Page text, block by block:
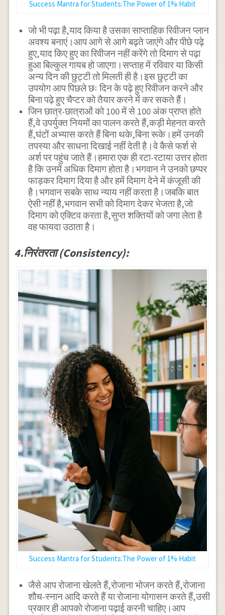
Success Mantra for Students:The Power of 1% Habit
जो भी पढ़ा है,याद किया है उसका साप्ताहिक रिवीजन प्लान
अवश्य बनाएं।आप आगे से आगे बढ़ते जाएंगे और पीछे पढ़े
हुए,याद किए हुए का रिवीजन नहीं करेंगे तो दिमाग से पढ़ा
हुआ बिल्कुल गायब हो जाएगा।सप्ताह में रविवार या किसी
अन्य दिन की छुट्टी तो मिलती ही है।इस छुट्टी का
उपयोग आप पिछले छः दिन के पढ़े हुए रिवीजन करने और
बिना पढ़े हुए चैप्टर को तैयार करने में कर सकते हैं।
जिन छात्र-छात्राओं को 100 में से 100 अंक प्राप्त होते
हैं,वे उपर्युक्त नियमों का पालन करते हैं,कड़ी मेहनत करते
हैं,घंटों अभ्यास करते हैं बिना थके,बिना रूके।हमें उनकी
तपस्या और साधना दिखाई नहीं देती है।वे कैसे फर्श से
अर्श पर पहुंच जाते हैं।हमारा एक ही रटा-रटाया उत्तर होता
है कि उनमें अधिक दिमाग होता है।भगवान ने उनको छप्पर
फाड़कर दिमाग दिया है और हमें दिमाग देने में कंजूसी की
है।भगवान सबके साथ न्याय नहीं करता है।जबकि बात
ऐसी नहीं है,भगवान सभी को दिमाग देकर भेजता है,जो
दिमाग को एक्टिव करता है,सुप्त शक्तियों को जगा लेता है
वह फायदा उठाता है।
4.निरंतरता (Consistency):
Success Mantra for Students:The Power of 1% Habit
जैसे आप रोजाना खेलते हैं,रोजाना भोजन करते हैं,रोजाना
शौच-स्नान आदि करते हैं या रोजाना योगासन करते हैं,उसी
प्रकार ही आपको रोजाना पढ़ाई करनी चाहिए।आप